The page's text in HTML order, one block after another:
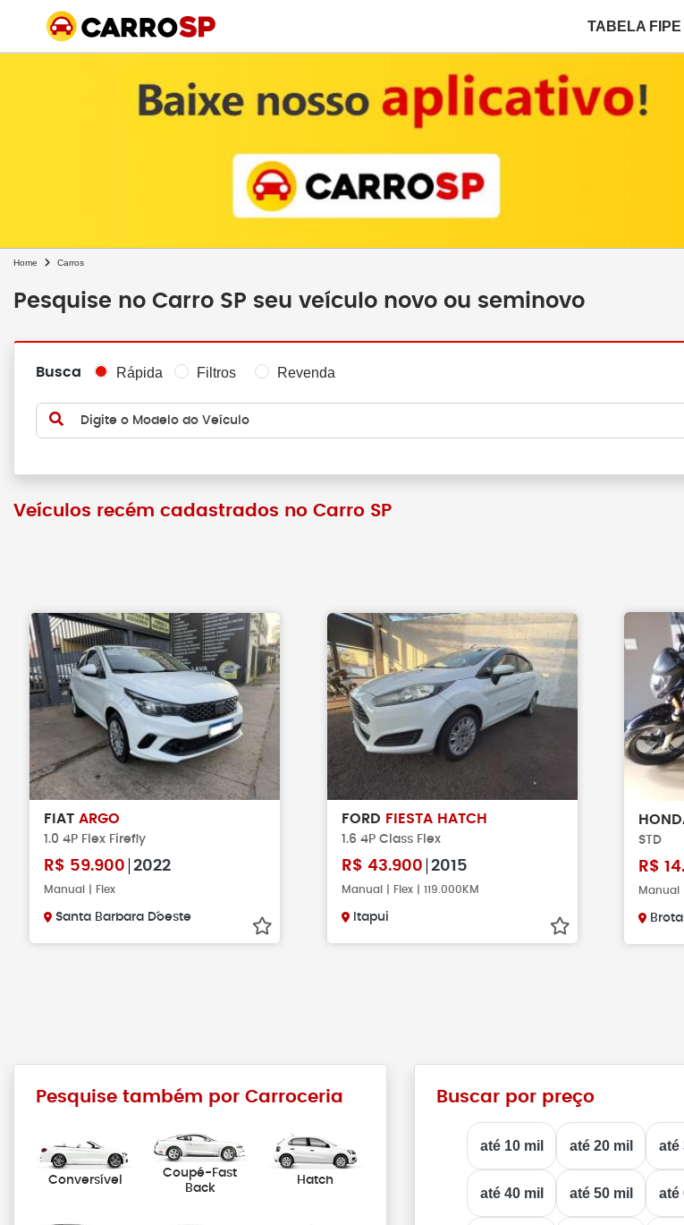
TABELA FIPE
Home Carros
Pesquise no Carro SP seu veículo novo ou seminovo
Busca Rápida Filtros Revenda
Digite o Modelo do Veículo
Veículos recém cadastrados no Carro SP
FIATARGO
1.0 4P Flex Firefly
R$ 59.900 2022
Manual | Flex
Santa Barbara D´oeste
FORD FIESTA HATCH
1.6 4P Class Flex
R$ 43.900 2015
Manual | Flex | 119.000KM
Itapui
STD
R$
Manual
Pesquise também por Carroceria
Conversível
Coupé-Fast
Back
Hatch
Buscar por preço
até 10 mil até 20 mil até
até 40 mil até 50 mil até